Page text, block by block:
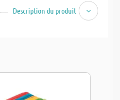
les
art. n° 305.548
Description du produit